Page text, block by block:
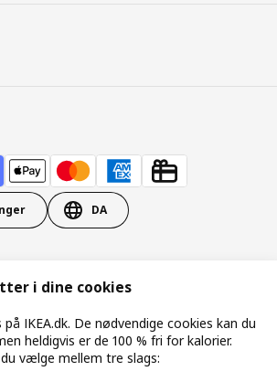
DA
2026
Salgs- og leveringsbetingelser
i dine cookies
IKEA.dk. De nødvendige cookies kan du
heldigvis er de 100 % fri for kalorier.
vælge mellem tre slags: